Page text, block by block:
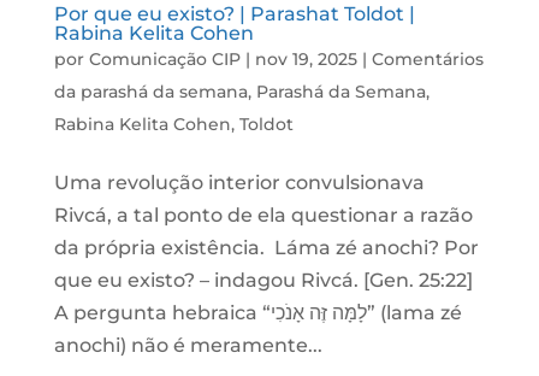
Por que eu existo? | Parashat Toldot |
Rabina Kelita Cohen
por Comunicação CIP| nov 19, 2025| Comentários
da parashá da semana, Parashá da Semana,
Rabina Kelita Cohen, Toldot
Uma revolução interior convulsionava
Rivcá, a tal ponto de ela questionar a razão
da própria existência. Láma zé anochi? Por
que eu existo? – indagou Rivcá. [Gen. 25:22]
A pergunta hebraica “לָמָּה זֶּה אָנֹכִי” (lama zé
anochi) não é meramente...